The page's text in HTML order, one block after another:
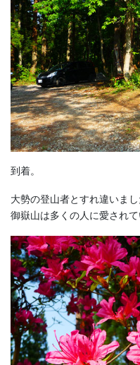
到着。
大勢の登山者とすれ違いまし
御嶽山は多くの人に愛されて